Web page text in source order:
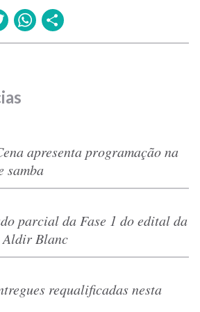
TwitterWhatsApp
apresenta programação na
samba
parcial da Fase 1 do edital da
Blanc
requalificadas nesta